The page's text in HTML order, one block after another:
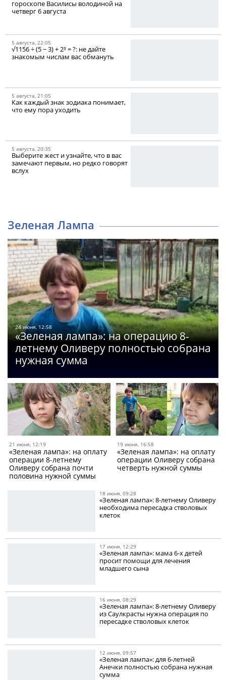
гороскопе Василисы володиной на
четверг 6 августа
5 августа, 22:05
√1156 ÷ (5 − 3) + 2³ = ?: не дайте
знакомым числам вас обмануть
5 августа, 21:05
Как каждый знак зодиака понимает,
что ему пора уходить
5 августа, 20:35
Выберите жест и узнайте, что в вас
замечают первым, но редко говорят
вслух
Зеленая Лампа
24 июня, 12:58
«Зеленая лампа»: на операцию 8-
летнему Оливеру полностью собрана
нужная сумма
21 июня, 12:19
«Зеленая лампа»: на оплату
операции 8-летнему
Оливеру собрана почти
половина нужной суммы
19 июня, 16:58
«Зеленая лампа»: на оплату
операции Оливеру собрана
четверть нужной суммы
18 июня, 09:28
«Зеленая лампа»: 8-летнему Оливеру
необходима пересадка стволовых
клеток
17 июня, 12:29
«Зеленая лампа»: мама 6-х детей
просит помощи для лечения
младшего сына
16 июня, 08:29
«Зеленая лампа»: 8-летнему Оливеру
из Саулкрасты нужна операция по
пересадке стволовых клеток
12 июня, 09:57
«Зеленая лампа»: для 6-летней
Анечки полностью собрана нужная
сумма